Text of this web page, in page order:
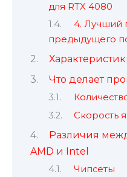
для RTX 4080
4. Лучший
предыдущего
Что делает
Скорость
Различия
AMD и Intel
Чипсеты